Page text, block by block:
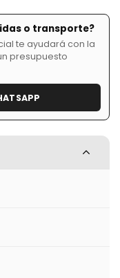
o transporte?
te ayudará con la
presupuesto